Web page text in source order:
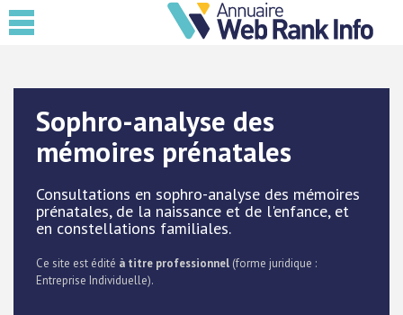
Sophro-analyse des
mémoires prénatales
Consultations en sophro-analyse des mémoires
prénatales, de la naissance et de l'enfance, et
en constellations familiales.
Ce site est édité à titre professionnel (forme juridique :
Entreprise Individuelle).